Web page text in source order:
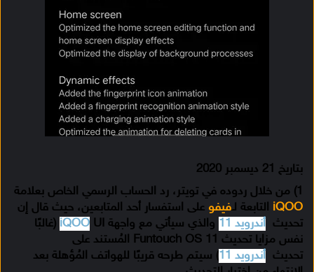
بتاريخ 21 ديسمبر 2020
1) من خلال ردوده في تويتر، رد الحساب الرسمي الخاص بعلامة
iQOO التابعة لـفيفو على استفسار أحد المتابعين، حيث قال إن
تحديث أندرويد 11 والذي سيأتي مع واجهة iQOO UI (غالبًا
نفس مزايا تحديث Funtouch OS 11 المُستند على
تحديث أندرويد 11
) سيتم طرحه قريبًا للهواتف المُؤهلة بعد